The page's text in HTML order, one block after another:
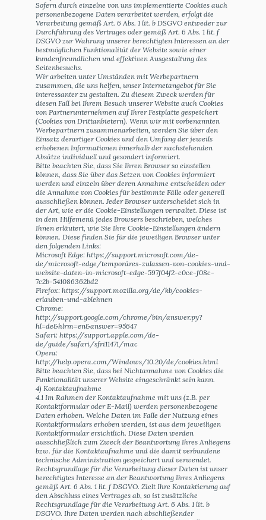
Sofern durch einzelne von uns implementierte Cookies auch
personenbezogene Daten verarbeitet werden, erfolgt die
Verarbeitung gemäß Art. 6 Abs. 1 lit. b DSGVO entweder zur
Durchführung des Vertrages oder gemäß Art. 6 Abs. 1 lit. f
DSGVO zur Wahrung unserer berechtigten Interessen an der
bestmöglichen Funktionalität der Website sowie einer
kundenfreundlichen und effektiven Ausgestaltung des
Seitenbesuchs.
Wir arbeiten unter Umständen mit Werbepartnern
zusammen, die uns helfen, unser Internetangebot für Sie
interessanter zu gestalten. Zu diesem Zweck werden für
diesen Fall bei Ihrem Besuch unserer Website auch Cookies
von Partnerunternehmen auf Ihrer Festplatte gespeichert
(Cookies von Drittanbietern). Wenn wir mit vorbenannten
Werbepartnern zusammenarbeiten, werden Sie über den
Einsatz derartiger Cookies und den Umfang der jeweils
erhobenen Informationen innerhalb der nachstehenden
Absätze individuell und gesondert informiert.
Bitte beachten Sie, dass Sie Ihren Browser so einstellen
können, dass Sie über das Setzen von Cookies informiert
werden und einzeln über deren Annahme entscheiden oder
die Annahme von Cookies für bestimmte Fälle oder generell
ausschließen können. Jeder Browser unterscheidet sich in
der Art, wie er die Cookie-Einstellungen verwaltet. Diese ist
in dem Hilfemenü jedes Browsers beschrieben, welches
Ihnen erläutert, wie Sie Ihre Cookie-Einstellungen ändern
können. Diese finden Sie für die jeweiligen Browser unter
den folgenden Links:
Microsoft Edge: https://support.microsoft.com/de-
de/microsoft-edge/temporäres-zulassen-von-cookies-und-
website-daten-in-microsoft-edge-597f04f2-c0ce-f08c-
7c2b-541086362bd2
Firefox: https://support.mozilla.org/de/kb/cookies-
erlauben-und-ablehnen
Chrome:
http://support.google.com/chrome/bin/answer.py?
hl=de&hlrm=en&answer=95647
Safari: https://support.apple.com/de-
de/guide/safari/sfri11471/mac
Opera:
http://help.opera.com/Windows/10.20/de/cookies.html
Bitte beachten Sie, dass bei Nichtannahme von Cookies die
Funktionalität unserer Website eingeschränkt sein kann.
4) Kontaktaufnahme
4.1 Im Rahmen der Kontaktaufnahme mit uns (z.B. per
Kontaktformular oder E-Mail) werden personenbezogene
Daten erhoben. Welche Daten im Falle der Nutzung eines
Kontaktformulars erhoben werden, ist aus dem jeweiligen
Kontaktformular ersichtlich. Diese Daten werden
ausschließlich zum Zweck der Beantwortung Ihres Anliegens
bzw. für die Kontaktaufnahme und die damit verbundene
technische Administration gespeichert und verwendet.
Rechtsgrundlage für die Verarbeitung dieser Daten ist unser
berechtigtes Interesse an der Beantwortung Ihres Anliegens
gemäß Art. 6 Abs. 1 lit. f DSGVO. Zielt Ihre Kontaktierung auf
den Abschluss eines Vertrages ab, so ist zusätzliche
Rechtsgrundlage für die Verarbeitung Art. 6 Abs. 1 lit. b
DSGVO. Ihre Daten werden nach abschließender